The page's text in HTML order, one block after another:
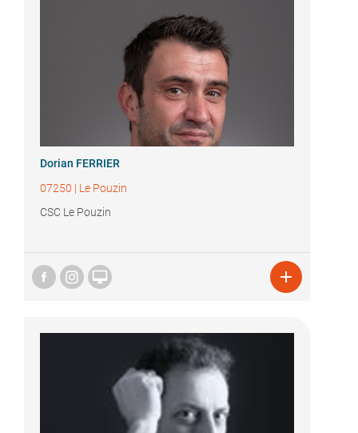
Dorian FERRIER
07250 | Le Pouzin
CSC Le Pouzin
 